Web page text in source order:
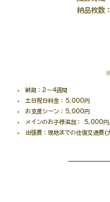
納品枚数
※
納期：2〜4週間
土日祝日料金：5,000円
お支度シーン：5,000円
メインのお子様追加： 5,000円
出張費：現地までの往復交通費(